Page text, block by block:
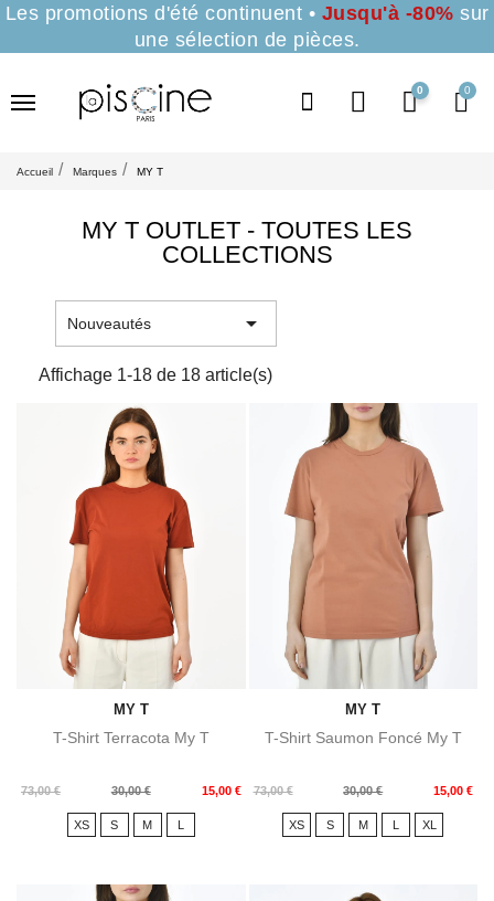
Les promotions d'été continuent • Jusqu'à -80% sur
une sélection de pièces.
0
Accueil Marques MY T
MY T OUTLET - TOUTES LES
COLLECTIONS
Nouveautés 
Affichage 1-18 de 18 article(s)
MY T
T-Shirt Terracota My T
73,00 €
Prix
30,00 € 15,00 €
Prix
XS S M
MY T
T-Shirt Saumon Foncé My T
73,00 €
Prix
30,00 € 15,00 €
Prix
XS S M XL